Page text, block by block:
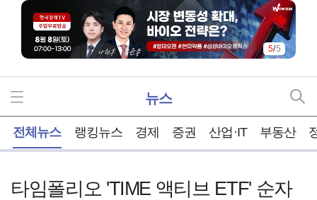
5/5
뉴스
전체뉴스 랭킹뉴스 경제 증권 산업·IT 부동산
타임폴리오 'TIME 액티브 ETF' 순자